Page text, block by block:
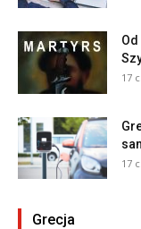
17
17
Grecja